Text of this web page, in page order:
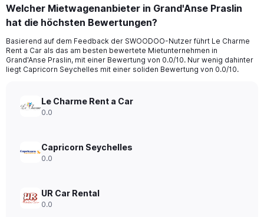
Range:
91
The
chart
has
axis
displaying
to
Welcher Mietwagenanbieter in Grand'Anse Praslin
hat die höchsten Bewertungen?
Basierend auf dem Feedback der SWOODOO-Nutzer führt Le Charme
Rent a Car als das am besten bewertete Mietunternehmen in
Grand'Anse Praslin, mit einer Bewertung von 0.0/10. Nur wenig dahinter
liegt Capricorn Seychelles mit einer soliden Bewertung von 0.0/10.
Le Charme Rent a Car
0.0
Capricorn Seychelles
0.0
UR Car Rental
0.0